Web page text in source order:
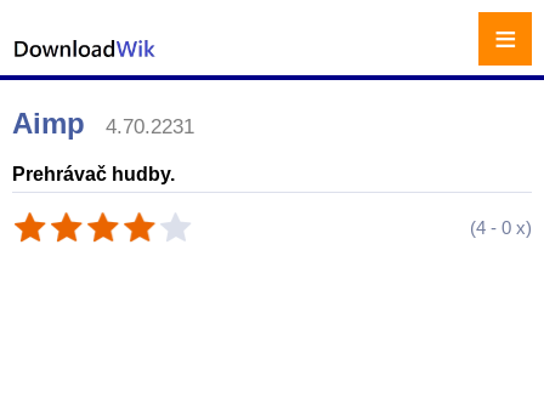
Aimp 4.70.2231
Prehrávač hudby.
(4 - 0 x)
≡